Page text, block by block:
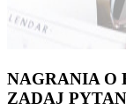
NAGRANIA O
ZADAJ